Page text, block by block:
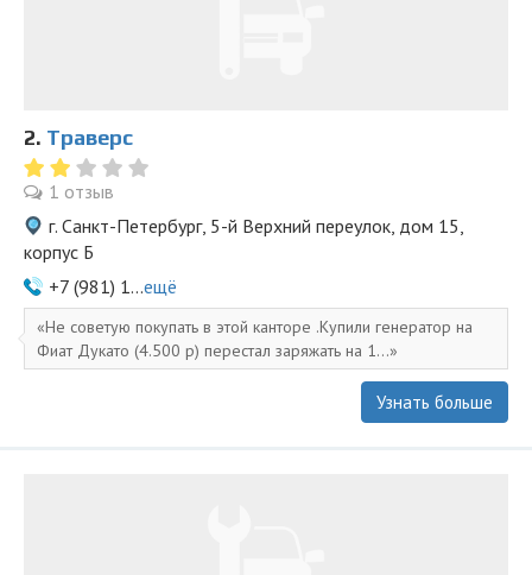
2. Траверс
1 отзыв
г. Санкт-Петербург, 5-й Верхний переулок, дом 15,
корпус Б
+7 (981) 1...ещё
Не советую покупать в этой канторе .Купили генератор на
Фиат Дукато (4.500 р) перестал заряжать на 1...
Узнать больше